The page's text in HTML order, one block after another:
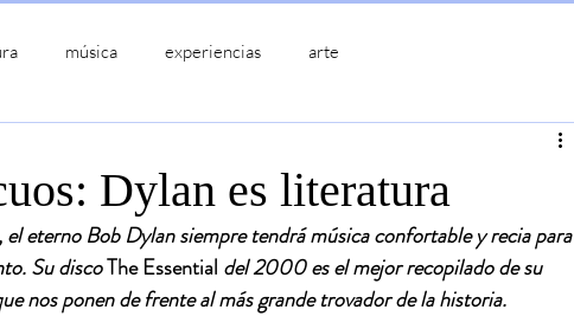
música experiencias arte
Dylan es literatura
eterno Bob Dylan siempre tendrá música confortable y recia para
Su disco The Essential del 2000 es el mejor recopilado de su
nos ponen de frente al más grande trovador de la historia.